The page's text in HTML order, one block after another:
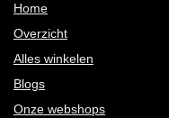
Home
Overzicht
Alles winkelen
Blogs
Onze webshops